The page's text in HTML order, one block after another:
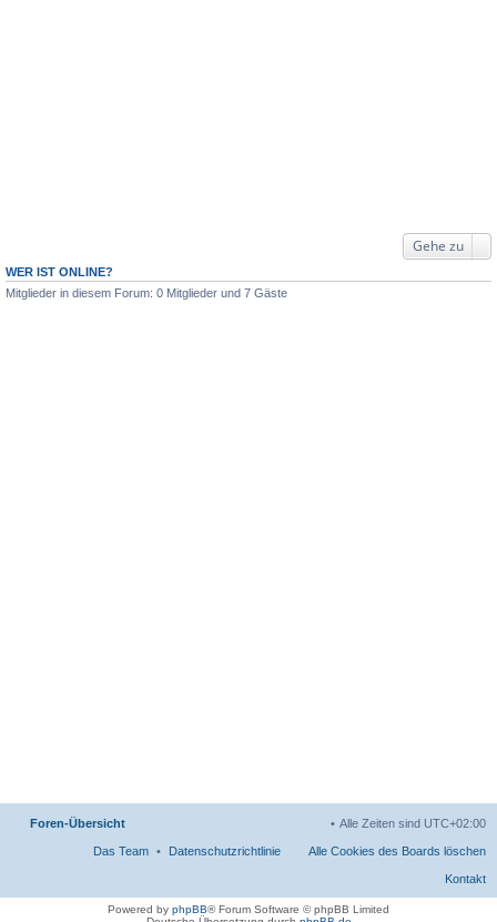
Gehe zu
WER IST ONLINE?
Mitglieder in diesem Forum: 0 Mitglieder und 7 Gäste
Foren-Übersicht Alle Zeiten sind UTC+02:00
Alle Cookies des Boards löschen
Datenschutzrichtlinie
Das Team
Kontakt
Powered by phpBB® Forum Software © phpBB Limited